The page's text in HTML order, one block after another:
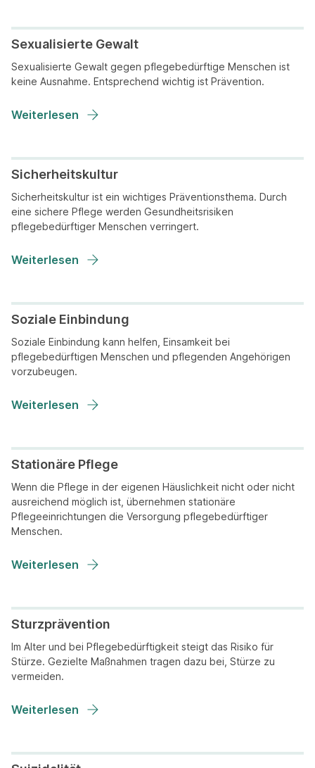
Sexualisierte Gewalt
Sexualisierte Gewalt gegen pflegebedürftige Menschen ist
keine Ausnahme. Entsprechend wichtig ist Prävention.
Weiterlesen
Sicherheitskultur
Sicherheitskultur ist ein wichtiges Präventionsthema. Durch
eine sichere Pflege werden Gesundheitsrisiken
pflegebedürftiger Menschen verringert.
Weiterlesen
Soziale Einbindung
Soziale Einbindung kann helfen, Einsamkeit bei
pflegebedürftigen Menschen und pflegenden Angehörigen
vorzubeugen.
Weiterlesen
Stationäre Pflege
Wenn die Pflege in der eigenen Häuslichkeit nicht oder nicht
ausreichend möglich ist, übernehmen stationäre
Pflegeeinrichtungen die Versorgung pflegebedürftiger
Menschen.
Weiterlesen
Sturzprävention
Im Alter und bei Pflegebedürftigkeit steigt das Risiko für
Stürze. Gezielte Maßnahmen tragen dazu bei, Stürze zu
vermeiden.
Weiterlesen